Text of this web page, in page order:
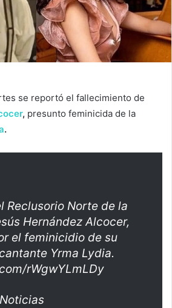
se reportó el fallecimiento de
, presunto feminicida de la
.
Reclusorio Norte de la
Hernández Alcocer,
el feminicidio de su
Yrma Lydia.
rWgwYLmLDy